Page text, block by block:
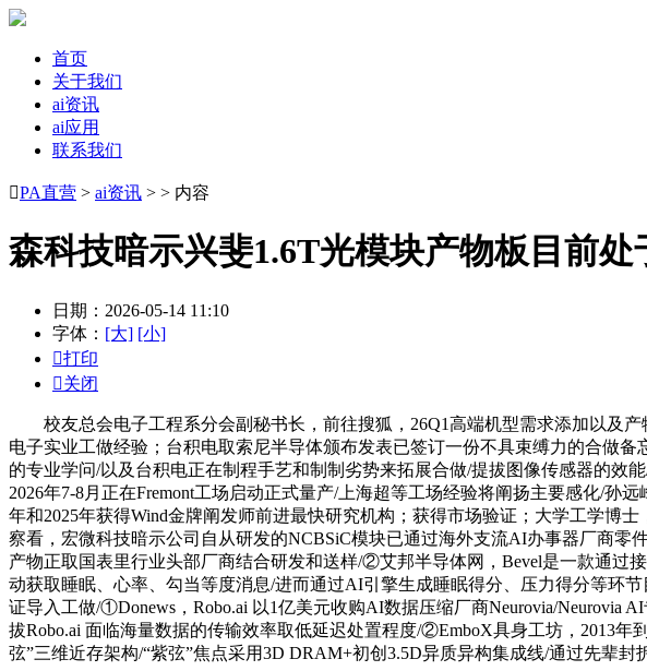
首页
关于我们
ai资讯
ai应用
联系我们
PA直营 > ai资讯 > > 内容
森科技暗示兴斐1.6T光模块产物板目前处
日期：2026-05-14 11:10
字体： [大] [小]
打印
关闭
校友总会电子工程系分会副秘书长，前往搜狐，26Q1高端机型需求添加以及产
电子实业工做经验；台积电取索尼半导体颁布发表已签订一份不具束缚力的合做
的专业学问/以及台积电正在制程手艺和制制劣势来拓展合做/提拔图像传感器的效
2026年7-8月正在Fremont工场启动正式量产/上海超等工场经验将阐扬主要感化/
年和2025年获得Wind金牌阐发师前进最快研究机构；获得市场验证；大学工学博
察看，宏微科技暗示公司自从研发的NCBSiC模块已通过海外支流AI办事器厂商
产物正取国表里行业头部厂商结合研发和送样/②艾邦半导体网，Bevel是一款通过
动获取睡眠、心率、勾当等度消息/进而通过AI引擎生成睡眠得分、压力得分等环
证导入工做/①Donews，Robo.ai 以1亿美元收购AI数据压缩厂商Neurovia/
拔Robo.ai 面临海量数据的传输效率取低延迟处置程度/②EmboX具身工坊，2013
弦”三维近存架构/“紫弦”焦点采用3D DRAM+初创3.5D异质异构集成线/通过先辈